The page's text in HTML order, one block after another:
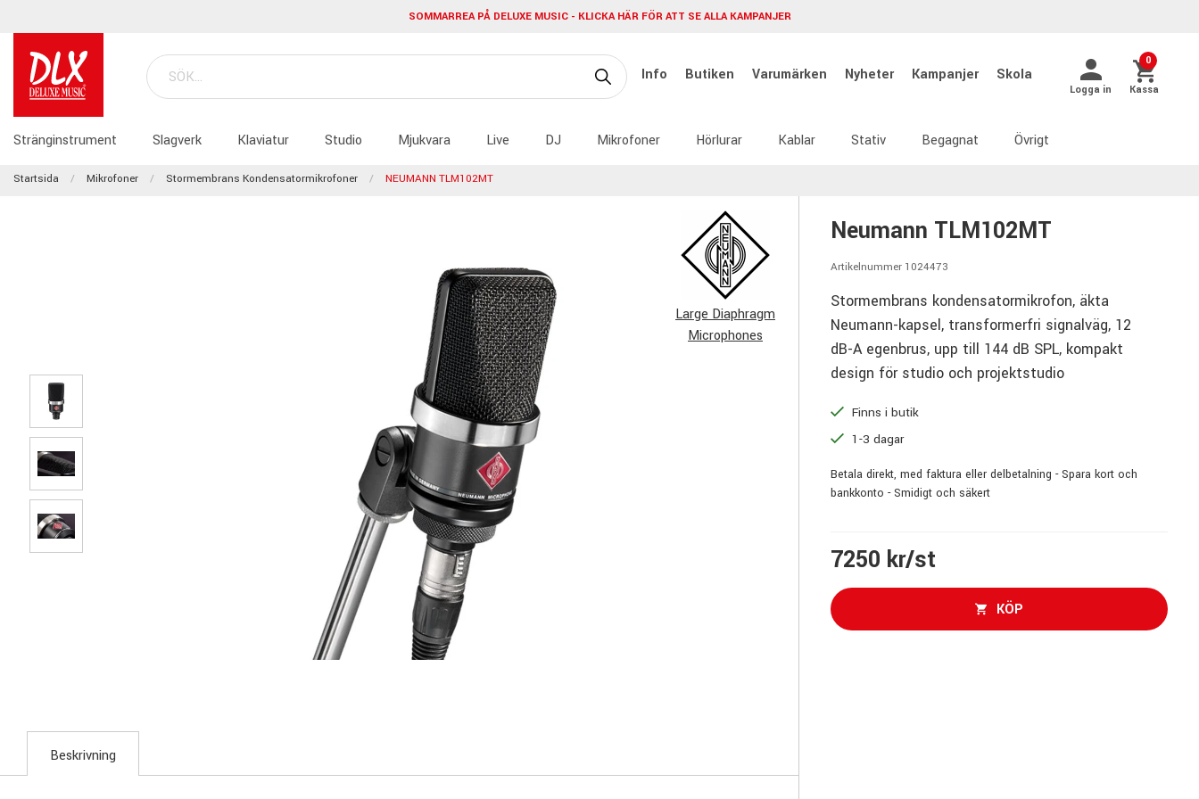
SOMMARREA PÅ DELUXE MUSIC - KLICKA HÄR FÖR ATT SE ALLA KAMPANJER
Info Butiken Varumärken Nyheter Kampanjer Skola
Logga in
0
Kassa
Stränginstrument Slagverk Klaviatur Studio Mjukvara Live DJ Mikrofoner Hörlurar Kablar Stativ Begagnat Övrigt
Startsida Mikrofoner Stormembrans Kondensatormikrofoner NEUMANN TLM102MT
Large Diaphragm
Microphones
Neumann TLM102MT
Artikelnummer 1024473
Stormembrans kondensatormikrofon, äkta
Neumann-kapsel, transformerfri signalväg, 12
dB-A egenbrus, upp till 144 dB SPL, kompakt
design för studio och projektstudio
Finns i butik
1-3 dagar
Betala direkt, med faktura eller delbetalning - Spara kort och
bankkonto - Smidigt och säkert
7250 kr/st
KÖP
Beskrivning